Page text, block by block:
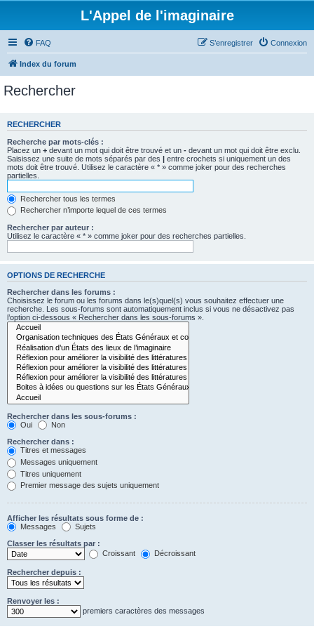
L'Appel de l'imaginaire
FAQ Connexion
S’enregistrer
Index du forum
Rechercher
RECHERCHER
Recherche par mots-clés :
Placez un + devant un mot qui doit être trouvé et un - devant un mot qui doit être exclu.
Saisissez une suite de mots séparés par des | entre crochets si uniquement un des
mots doit être trouvé. Utilisez le caractère « * » comme joker pour des recherches
partielles.
Rechercher tous les termes
Rechercher n’importe lequel de ces termes
Rechercher par auteur :
Utilisez le caractère « * » comme joker pour des recherches partielles.
OPTIONS DE RECHERCHE
Rechercher dans les forums :
Choisissez le forum ou les forums dans le(s)quel(s) vous souhaitez effectuer une
recherche. Les sous-forums sont automatiquement inclus si vous ne désactivez pas
l’option ci-dessous « Rechercher dans les sous-forums ».
Rechercher dans les sous-forums :
Oui
Non
Rechercher dans :
Titres et messages
Messages uniquement
Titres uniquement
Premier message des sujets uniquement
Afficher les résultats sous forme de :
Messages
Sujets
Classer les résultats par :
Croissant
Décroissant
Rechercher depuis :
Renvoyer les :
premiers caractères des messages